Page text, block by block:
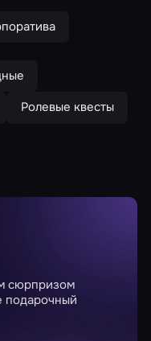
Ролевые квесты
сюрпризом
подарочный